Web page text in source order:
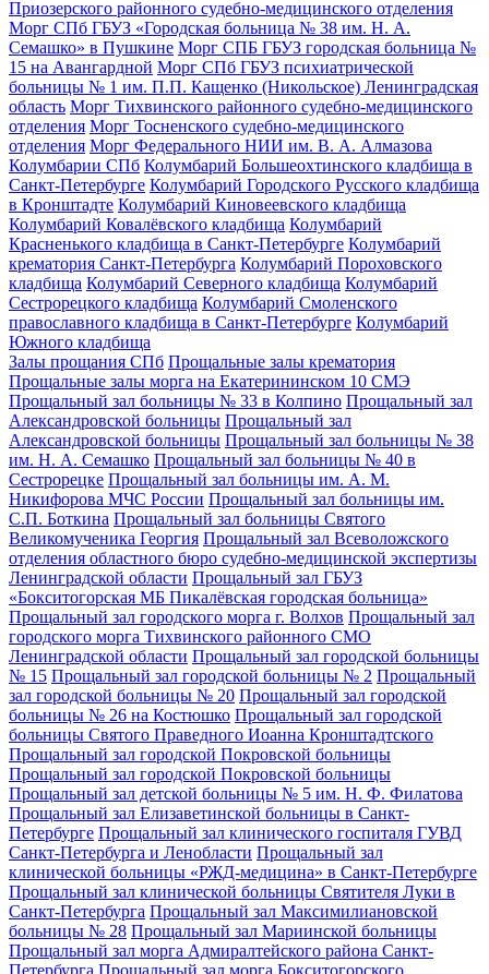
Приозерского районного судебно-медицинского отделения
Морг СПб ГБУЗ «Городская больница № 38 им. Н. А.
Семашко» в Пушкине Морг СПБ ГБУЗ городская больница №
15 на Авангардной Морг СПб ГБУЗ психиатрической
больницы № 1 им. П.П. Кащенко (Никольское) Ленинградская
область Морг Тихвинского районного судебно-медицинского
отделения Морг Тосненского судебно-медицинского
отделения Морг Федерального НИИ им. В. А. Алмазова
Колумбарии СПб Колумбарий Большеохтинского кладбища в
Санкт-Петербурге Колумбарий Городского Русского кладбища
в Кронштадте Колумбарий Киновеевского кладбища
Колумбарий Ковалёвского кладбища Колумбарий
Красненького кладбища в Санкт-Петербурге Колумбарий
крематория Cанкт-Петербурга Колумбарий Пороховского
кладбища Колумбарий Северного кладбища Колумбарий
Сестрорецкого кладбища Колумбарий Смоленского
православного кладбища в Санкт-Петербурге Колумбарий
Южного кладбища
Залы прощания СПб Прощальные залы крематория
Прощальные залы морга на Екатерининском 10 СМЭ
Прощальный зал больницы № 33 в Колпино Прощальный зал
Александровской больницы Прощальный зал
Александровской больницы Прощальный зал больницы № 38
им. Н. А. Семашко Прощальный зал больницы № 40 в
Сестрорецке Прощальный зал больницы им. А. М.
Никифорова МЧС России Прощальный зал больницы им.
С.П. Боткина Прощальный зал больницы Святого
Великомученика Георгия Прощальный зал Всеволожского
отделения областного бюро судебно-медицинской экспертизы
Ленинградской области Прощальный зал ГБУЗ
«Бокситогорская МБ Пикалёвская городская больница»
Прощальный зал городского морга г. Волхов Прощальный зал
городского морга Тихвинского районного СМО
Ленинградской области Прощальный зал городской больницы
№ 15 Прощальный зал городской больницы № 2 Прощальный
зал городской больницы № 20 Прощальный зал городской
больницы № 26 на Костюшко Прощальный зал городской
больницы Святого Праведного Иоанна Кронштадтского
Прощальный зал городской Покровской больницы
Прощальный зал городской Покровской больницы
Прощальный зал детской больницы № 5 им. Н. Ф. Филатова
Прощальный зал Елизаветинской больницы в Санкт-
Петербурге Прощальный зал клинического госпиталя ГУВД
Санкт-Петербурга и Ленобласти Прощальный зал
клинической больницы «РЖД-медицина» в Санкт-Петербурге
Прощальный зал клинической больницы Святителя Луки в
Санкт-Петербурга Прощальный зал Максимилиановской
больницы № 28 Прощальный зал Мариинской больницы
Прощальный зал морга Адмиралтейского района Санкт-
Петербурга Прощальный зал морга Бокситогорского